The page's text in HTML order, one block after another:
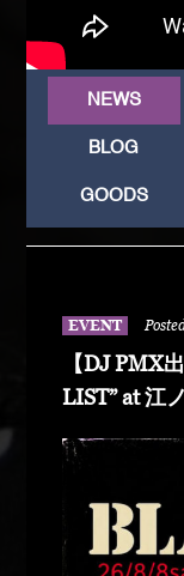
NEWS
BLOG
GOODS
EVENT
【DJ PMX
LIST” at 江